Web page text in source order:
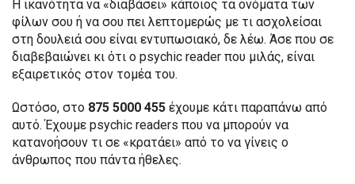
Η ικανότητα να «διαβάσει» κάποιος τα ονόματα των
φίλων σου ή να σου πει λεπτομερώς με τι ασχολείσαι
στη δουλειά σου είναι εντυπωσιακό, δε λέω. Άσε που σε
διαβεβαιώνει κι ότι ο psychic reader που μιλάς, είναι
εξαιρετικός στον τομέα του.
Ωστόσο, στο 875 5000 455 έχουμε κάτι παραπάνω από
αυτό. Έχουμε psychic readers που να μπορούν να
κατανοήσουν τι σε «κρατάει» από το να γίνεις ο
άνθρωπος που πάντα ήθελες.